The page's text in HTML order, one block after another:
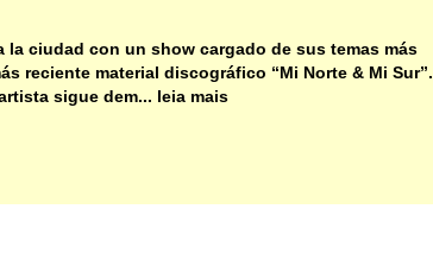
ciudad con un show cargado de sus temas más
reciente material discográfico “Mi Norte & Mi Sur”.
sigue dem... leia mais